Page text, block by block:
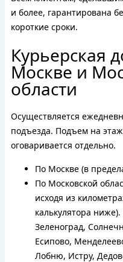
и более, гарантирована
короткие сроки.
Курьерская
Москве и
области
Осуществляется
подъезда. Подъем на
оговаривается отдельно.
По Москве (в
По Московской
исходя из
калькулятора
Зеленоград,
Есипово,
Лобню, Истру,